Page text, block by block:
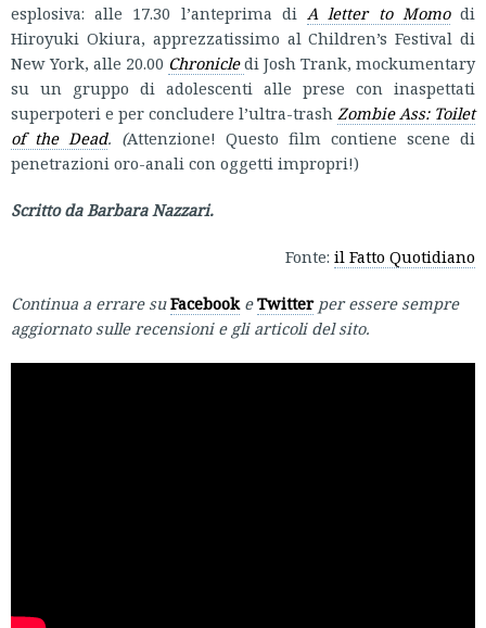
esplosiva: alle 17.30 l’anteprima di A letter to Momodi
Hiroyuki Okiura, apprezzatissimo al Children’s Festival di
New York, alle 20.00 Chronicledi Josh Trank, mockumentary
su un gruppo di adolescenti alle prese con inaspettati
superpoteri e per concludere l’ultra-trash Zombie Ass: Toilet
of the Dead. (Attenzione! Questo film contiene scene di
penetrazioni oro-anali con oggetti impropri!)
Scritto da Barbara Nazzari.
Fonte: il Fatto Quotidiano
Continua a errare suFacebookeTwitter per essere sempre
aggiornato sulle recensioni e gli articoli del sito.